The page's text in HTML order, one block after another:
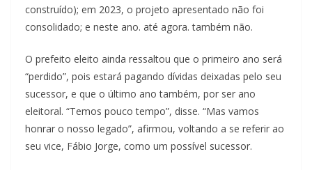
construído); em 2023, o projeto apresentado não foi
consolidado; e neste ano. até agora. também não.
O prefeito eleito ainda ressaltou que o primeiro ano será
“perdido”, pois estará pagando dívidas deixadas pelo seu
sucessor, e que o último ano também, por ser ano
eleitoral. “Temos pouco tempo”, disse. “Mas vamos
honrar o nosso legado”, afirmou, voltando a se referir ao
seu vice, Fábio Jorge, como um possível sucessor.